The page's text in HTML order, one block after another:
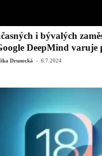
i bývalých
DeepMind varuje
Drunecká - 6.7.2024